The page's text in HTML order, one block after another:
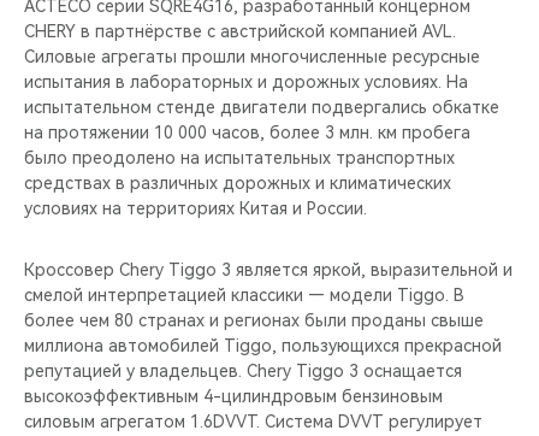
ACTECO серии SQRE4G16, разработанный концерном
CHERY в партнёрстве с австрийской компанией AVL.
Силовые агрегаты прошли многочисленные ресурсные
испытания в лабораторных и дорожных условиях. На
испытательном стенде двигатели подвергались обкатке
на протяжении 10 000 часов, более 3 млн. км пробега
было преодолено на испытательных транспортных
средствах в различных дорожных и климатических
условиях на территориях Китая и России.
Кроссовер Chery Tiggo 3 является яркой, выразительной и
смелой интерпретацией классики — модели Tiggo. В
более чем 80 странах и регионах были проданы свыше
миллиона автомобилей Tiggo, пользующихся прекрасной
репутацией у владельцев. Chery Tiggo 3 оснащается
высокоэффективным 4-цилиндровым бензиновым
силовым агрегатом 1.6DVVT. Система DVVT регулирует